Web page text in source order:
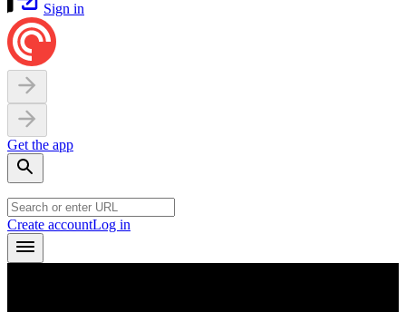
Sign in
Get the app
Create accountLog in